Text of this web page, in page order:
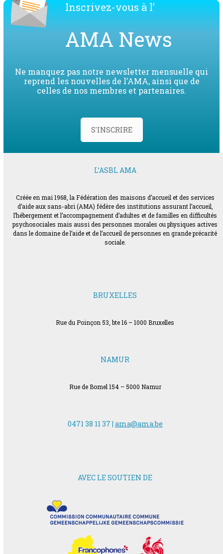
Inscrivez-vous à l’
AMA News
Ne manquez pas notre newsletter mensuelle qui
reprend les nouvelles de l’AMA, ainsi que de
celles de nos membres et partenaires.
S'INSCRIRE
L’ASBL AMA
Créée en mai 1968, la Fédération des maisons d’accueil et des services
d’aide aux sans-abri (AMA) fédère des institutions assurant l’accueil,
l’hébergement et l’accompagnement d’adultes et de familles en difficultés
psychosociales mais aussi des personnes morales ou physiques actives
dans le domaine de l’aide et de l’accueil de personnes en grande précarité
sociale.
BRUXELLES
Rue du Poinçon 53, bte 16 – 1000 Bruxelles
NAMUR
Rue de Bomel 154 – 5000 Namur
0471 38 11 37 | ama@ama.be
AVEC LE SOUTIEN DE